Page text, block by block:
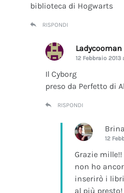
biblioteca di Hogwarts
RISPONDI
Ladycooman
12 Febbraio 2013
Il Cyborg
preso da Perfetto di
RISPONDI
Brina
12
Grazie
non ho
inserirò i
al più